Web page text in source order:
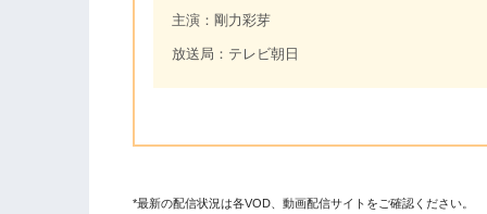
主演：剛力彩芽
放送局：テレビ朝日
*最新の配信状況は各VOD、動画配信サイトをご確認ください。